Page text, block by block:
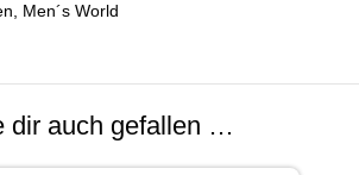
, Men´s World
dir auch gefallen …